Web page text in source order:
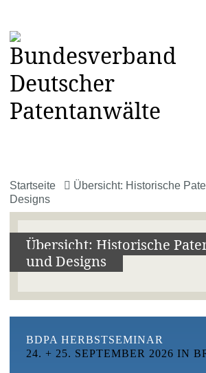
Startseite
Übersicht: Historische
Designs
Übersicht: Historische
und Designs
BDPA HERBSTSEMINAR
24. + 25. SEPTEMBER 2026 IN